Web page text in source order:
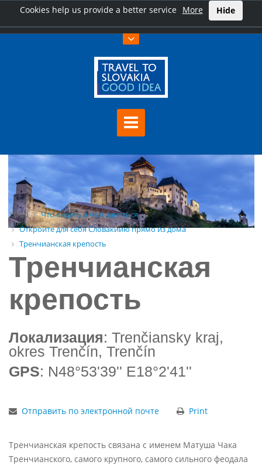
Cookies help us provide a better service More Hide
Úvod
Что видеть и чем заняться
Откройте для себя Словакиию прямо из дома
Тренчианская крепость
Тренчианская
крепость
Локализация: Trenčiansky kraj,
okres Trenčín, Trenčín
GPS: N48°53'39'' E18°2'41''
Отправить по электронной почте Print
Тренчианская крепость связана с именем Матуша Чака
Тренчианского, самого крупного, самого сильного феодала